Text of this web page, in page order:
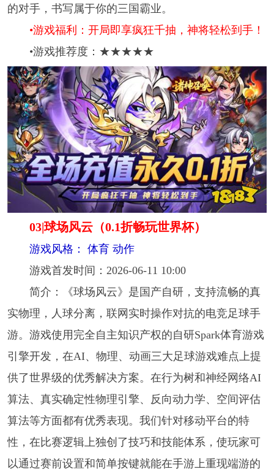
的对手，书写属于你的三国霸业。
•游戏福利：开局即享疯狂千抽，神将轻松到手！
•游戏推荐度：★★★★★
03|球场风云（0.1折畅玩世界杯）
游戏风格： 体育 动作
游戏首发时间：2026-06-11 10:00
简介：《球场风云》是国产自研，支持流畅的真
实物理，人球分离，联网实时操作对抗的电竞足球手
游。游戏使用完全自主知识产权的自研Spark体育游戏
引擎开发，在AI、物理、动画三大足球游戏难点上提
供了世界级的优秀解决方案。在行为树和神经网络AI
算法、真实确定性物理引擎、反向动力学、空间评估
算法等方面都有优秀表现。我们针对移动平台的特
性，在比赛逻辑上独创了技巧和技能体系，使玩家可
以通过赛前设置和简单按键就能在手游上重现端游的